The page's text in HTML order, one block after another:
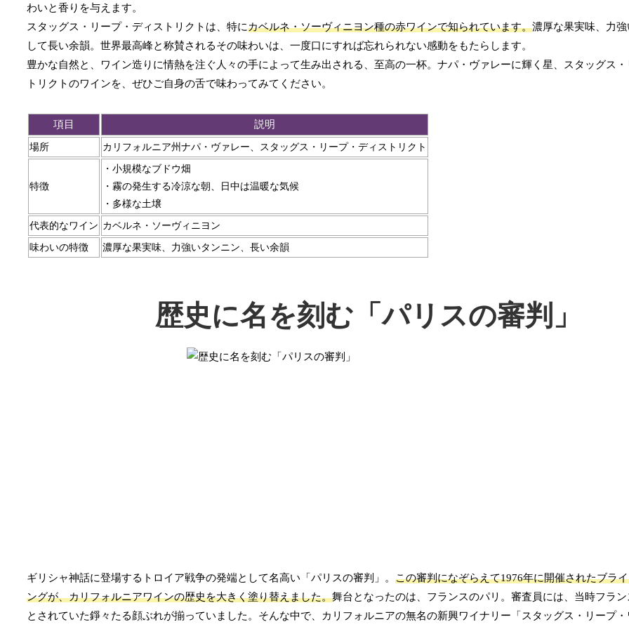
わいと香りを与えます。
スタッグス・リープ・ディストリクトは、特にカベルネ・ソーヴィニヨン種の赤ワインで知られています。濃厚な果実味、力
して長い余韻。世界最高峰と称賛されるその味わいは、一度口にすれば忘れられない感動をもたらします。
豊かな自然と、ワイン造りに情熱を注ぐ人々の手によって生み出される、至高の一杯。ナパ・ヴァレーに輝く星、スタッグス
トリクトのワインを、ぜひご自身の舌で味わってみてください。
項目 説明
場所 カリフォルニア州ナパ・ヴァレー、スタッグス・リープ・ディストリクト
特徴
・小規模なブドウ畑
・霧の発生する冷涼な朝、日中は温暖な気候
・多様な土壌
代表的なワイン カベルネ・ソーヴィニヨン
味わいの特徴 濃厚な果実味、力強いタンニン、長い余韻
歴史に名を刻む「パリスの審判」
ギリシャ神話に登場するトロイア戦争の発端として名高い「パリスの審判」。 この審判になぞらえて1976年に開催されたブラ
ングが、カリフォルニアワインの歴史を大きく塗り替えました。舞台となったのは、フランスのパリ。審査員には、当時フラ
とされていた錚々たる顔ぶれが揃っていました。そんな中で、カリフォルニアの無名の新興ワイナリー「スタッグス・リープ